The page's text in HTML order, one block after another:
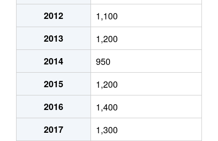
月寒西１条
1,400万円
月寒西１条
1,100万円
月寒西２条
2,000万円
月寒西３条
1,800万円
月寒西３条
1,500万円
月寒西３条
1,700万円
2012
1,100
2013
1,200
2014
950
2015
1,200
2016
1,400
2017
1,300